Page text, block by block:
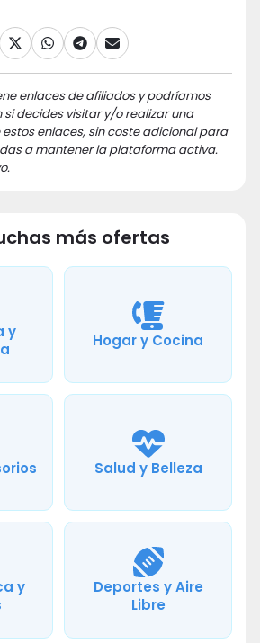
enlaces de afiliados y podríamos
decides visitar y/o realizar una
enlaces, sin coste adicional para
a mantener la plataforma activa.
más ofertas
y
Hogar y Cocina
Salud y Belleza
y
Deportes y Aire
Libre